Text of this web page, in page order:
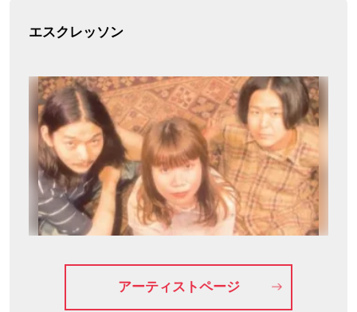
エスクレッソン
アーティストページ